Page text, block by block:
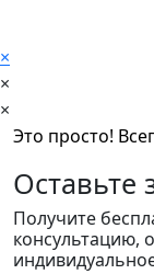
×
×
×
Это просто!
Оставьте
Получите
консультацию,